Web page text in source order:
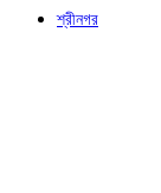
শ্রীনগর